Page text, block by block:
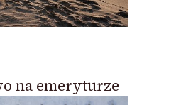
na emeryturze